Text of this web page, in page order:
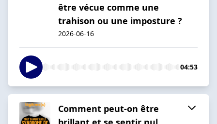
être vécue comme une
trahison ou une imposture ?
2026-06-16
04:53
Comment peut-on être